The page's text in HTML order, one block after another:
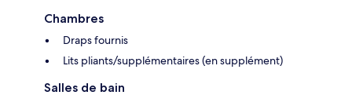
Chambres
Draps fournis
Lits pliants/supplémentaires (en supplément)
Salles de bain